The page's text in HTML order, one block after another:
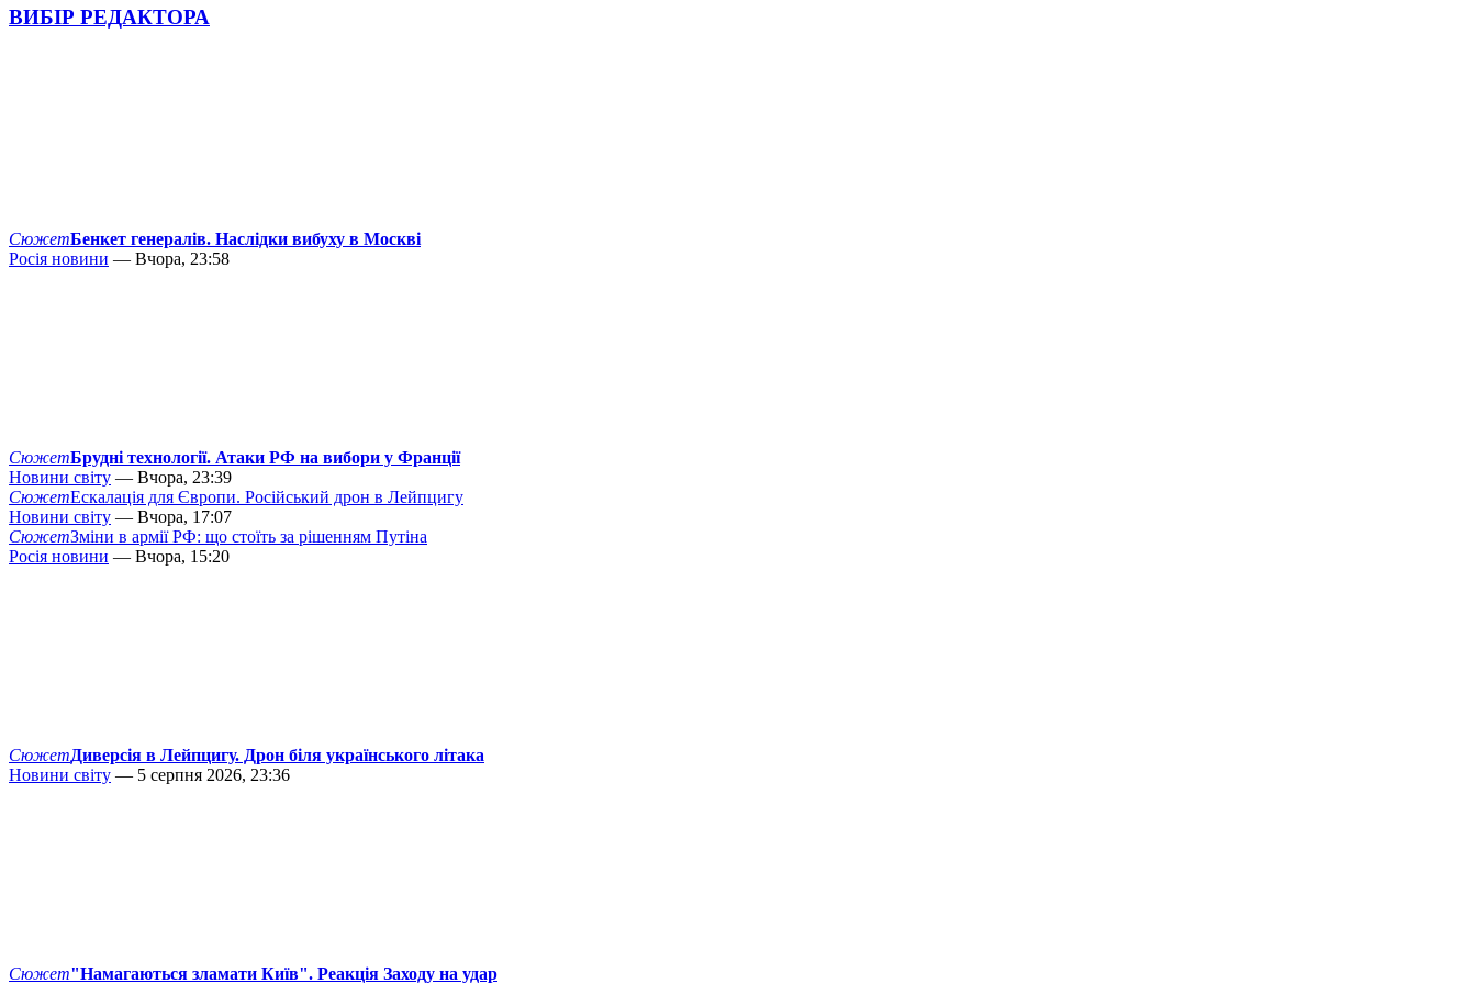
ВИБІР РЕДАКТОРА
СюжетБенкет генералів. Наслідки вибуху в Москві
Росія новини — Вчора, 23:58
СюжетБрудні технології. Атаки РФ на вибори у Франції
Новини світу — Вчора, 23:39
СюжетЕскалація для Європи. Російський дрон в Лейпцигу
Новини світу — Вчора, 17:07
СюжетЗміни в армії РФ: що стоїть за рішенням Путіна
Росія новини — Вчора, 15:20
СюжетДиверсія в Лейпцигу. Дрон біля українського літака
Новини світу — 5 серпня 2026, 23:36
Сюжет"Намагаються зламати Київ". Реакція Заходу на удар